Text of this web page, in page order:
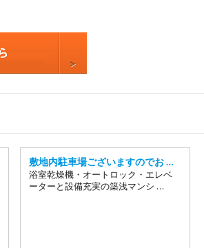
17
19
敷地内駐車場ございますのでお …
浴室乾燥機・オートロック・エレベ
ーターと設備充実の築浅マンシ …